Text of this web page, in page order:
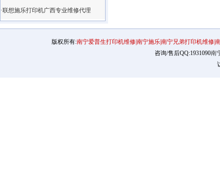
·联想施乐打印机广西专业维修代理
版权所有:南宁爱普生打印机维修|南宁施乐|南宁兄弟打印机维修
咨询/售后QQ:1931090南